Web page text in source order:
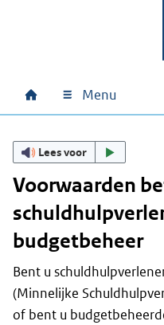
Hoofdnavigatie
Home Menu
Lees voor
Voorwaarden
budgetbeheer
Bent u
(Minnelijke
of bent u